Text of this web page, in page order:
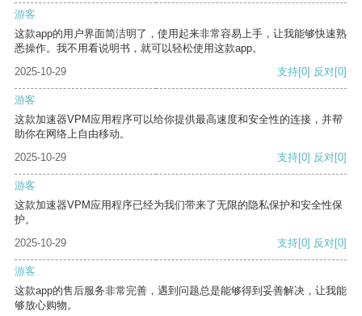
游客
这款app的用户界面简洁明了，使用起来非常容易上手，让我能够快速熟
悉操作。我不用看说明书，就可以轻松使用这款app。
2025-10-29
支持[0] 反对[0]
游客
这款加速器VPM应用程序可以给你提供最高速度和安全性的连接，并帮
助你在网络上自由移动。
2025-10-29
支持[0] 反对[0]
游客
这款加速器VPM应用程序已经为我们带来了无限的隐私保护和安全性保
护。
2025-10-29
支持[0] 反对[0]
游客
这款app的售后服务非常完善，遇到问题总是能够得到妥善解决，让我能
够放心购物。